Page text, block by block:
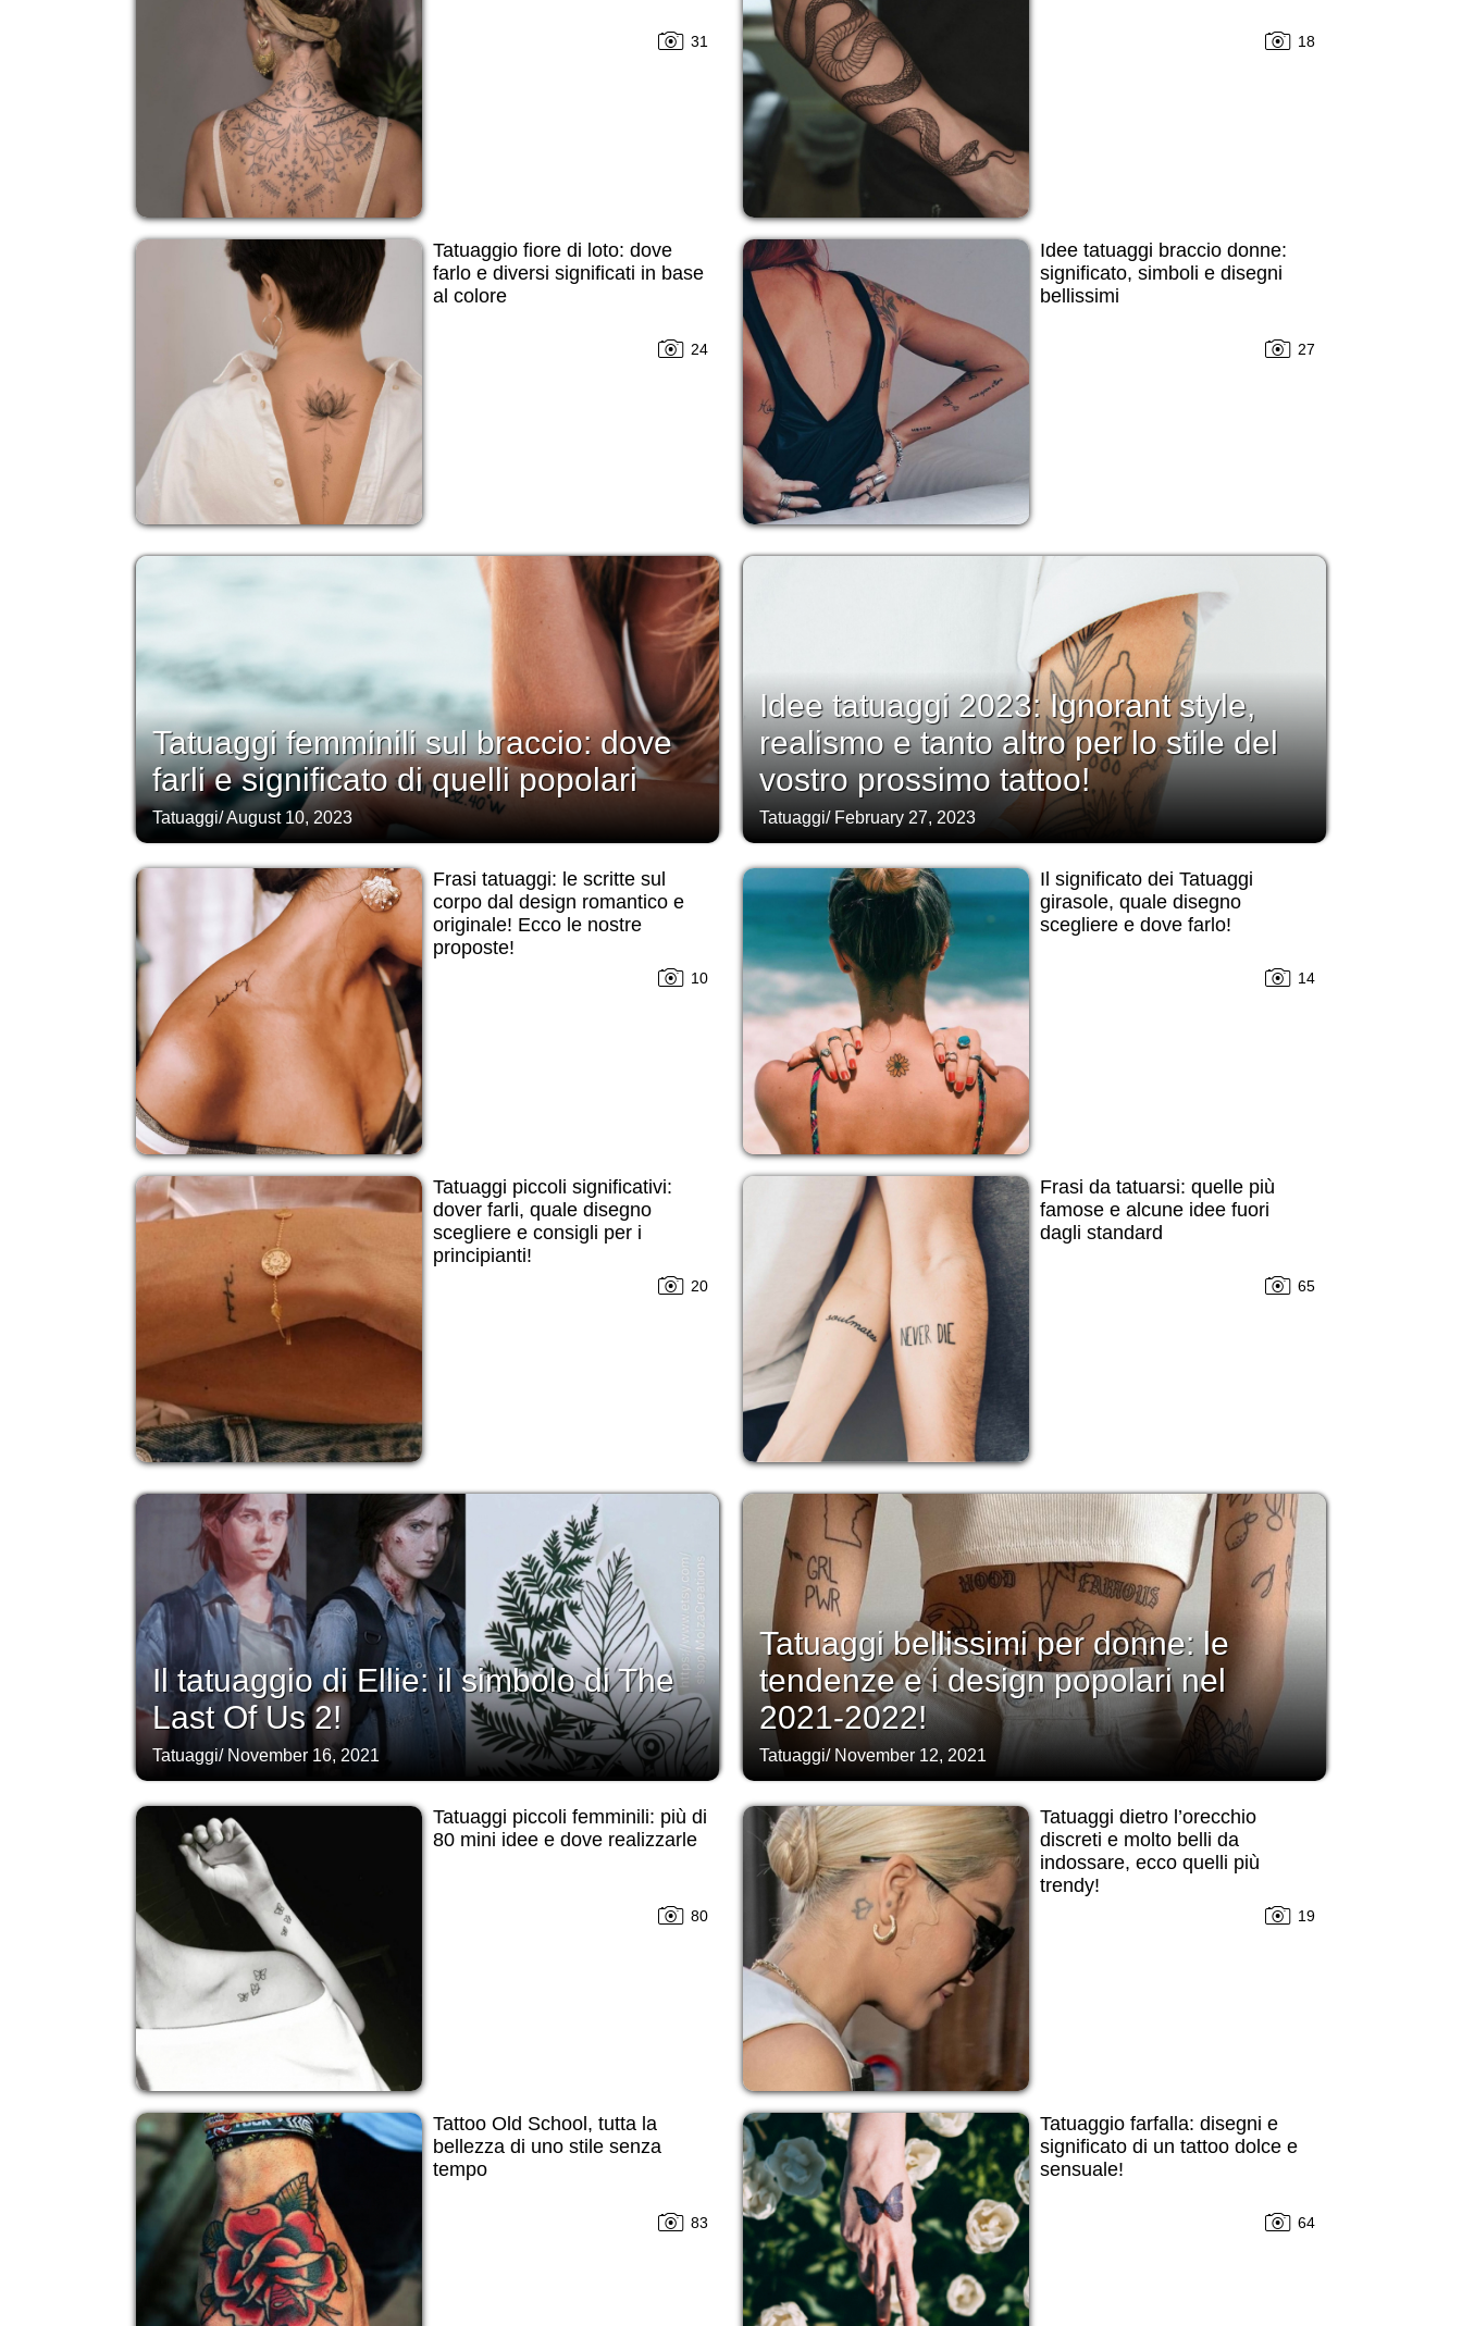
31 18
Tatuaggio fiore di loto: dove
farlo e diversi significati in base
al colore
24
Idee tatuaggi braccio donne:
significato, simboli e disegni
bellissimi
27
Tatuaggi femminili sul braccio: dove
farli e significato di quelli popolari
Tatuaggi/August 10, 2023
Idee tatuaggi 2023: Ignorant style,
realismo e tanto altro per lo stile del
vostro prossimo tattoo!
Tatuaggi/ February 27, 2023
Frasi tatuaggi: le scritte sul
corpo dal design romantico e
originale! Ecco le nostre
proposte!
10
Il significato dei Tatuaggi
girasole, quale disegno
scegliere e dove farlo!
14
Tatuaggi piccoli significativi:
dover farli, quale disegno
scegliere e consigli per i
principianti!
20
Frasi da tatuarsi: quelle più
famose e alcune idee fuori
dagli standard
65
Il tatuaggio di Ellie: il simbolo di The
Last Of Us 2!
Tatuaggi/ November 16, 2021
Tatuaggi bellissimi per donne: le
tendenze e i design popolari nel
2021-2022!
Tatuaggi/ November 12, 2021
Tatuaggi piccoli femminili: più di
80 mini idee e dove realizzarle
80
Tatuaggi dietro l’orecchio
discreti e molto belli da
indossare, ecco quelli più
trendy!
19
Tattoo Old School, tutta la
bellezza di uno stile senza
tempo
83
Tatuaggio farfalla: disegni e
significato di un tattoo dolce e
sensuale!
64